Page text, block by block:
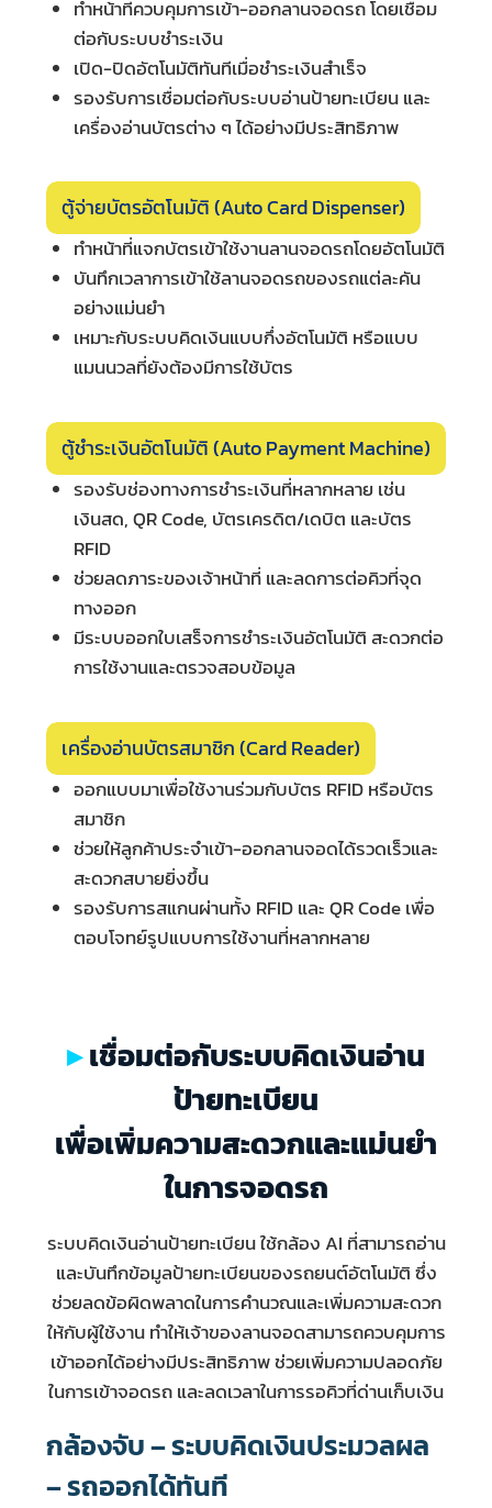
ทำหน้าที่ควบคุมการเข้า-ออกลานจอดรถ โดยเชื่อม
ต่อกับระบบชำระเงิน
เปิด-ปิดอัตโนมัติทันทีเมื่อชำระเงินสำเร็จ
รองรับการเชื่อมต่อกับระบบอ่านป้ายทะเบียน และ
เครื่องอ่านบัตรต่าง ๆ ได้อย่างมีประสิทธิภาพ
ตู้จ่ายบัตรอัตโนมัติ (Auto Card Dispenser)
ทำหน้าที่แจกบัตรเข้าใช้งานลานจอดรถโดยอัตโนมัติ
บันทึกเวลาการเข้าใช้ลานจอดรถของรถแต่ละคัน
อย่างแม่นยำ
เหมาะกับระบบคิดเงินแบบกึ่งอัตโนมัติ หรือแบบ
แมนนวลที่ยังต้องมีการใช้บัตร
ตู้ชำระเงินอัตโนมัติ (Auto Payment Machine)
รองรับช่องทางการชำระเงินที่หลากหลาย เช่น
เงินสด, QR Code, บัตรเครดิต/เดบิต และบัตร
RFID
ช่วยลดภาระของเจ้าหน้าที่ และลดการต่อคิวที่จุด
ทางออก
มีระบบออกใบเสร็จการชำระเงินอัตโนมัติ สะดวกต่อ
การใช้งานและตรวจสอบข้อมูล
เครื่องอ่านบัตรสมาชิก (Card Reader)
ออกแบบมาเพื่อใช้งานร่วมกับบัตร RFID หรือบัตร
สมาชิก
ช่วยให้ลูกค้าประจำเข้า-ออกลานจอดได้รวดเร็วและ
สะดวกสบายยิ่งขึ้น
รองรับการสแกนผ่านทั้ง RFID และ QR Code เพื่อ
ตอบโจทย์รูปแบบการใช้งานที่หลากหลาย
เชื่อมต่อกับระบบคิดเงินอ่าน
ป้ายทะเบียน
เพื่อเพิ่มความสะดวกและแม่นยำ
ในการจอดรถ
ระบบคิดเงินอ่านป้ายทะเบียน ใช้กล้อง AI ที่สามารถอ่าน
และบันทึกข้อมูลป้ายทะเบียนของรถยนต์อัตโนมัติ ซึ่ง
ช่วยลดข้อผิดพลาดในการคำนวณและเพิ่มความสะดวก
ให้กับผู้ใช้งาน ทำให้เจ้าของลานจอดสามารถควบคุมการ
เข้าออกได้อย่างมีประสิทธิภาพ ช่วยเพิ่มความปลอดภัย
ในการเข้าจอดรถ และลดเวลาในการรอคิวที่ด่านเก็บเงิน
กล้องจับ – ระบบคิดเงินประมวลผล
– รถออกได้ทันที